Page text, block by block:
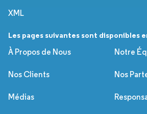
XML
Les pages suivantes sont disponibles
À Propos de Nous
Notre
Nos Clients Nos
Médias